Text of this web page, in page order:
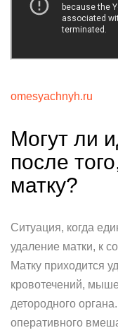
omesyachnyh.ru
Могут ли
после
матку?
Ситуация, когда
удаление матки, к
Матку приходится
кровотечений,
детородного
оперативного